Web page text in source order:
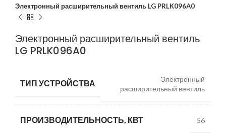
Электронный расширительный вентиль LG PRLK096A0
Электронный расширительный вентиль
LG PRLK096A0
ТИП УСТРОЙСТВА
Электронный
расширительный вентиль
ПРОИЗВОДИТЕЛЬНОСТЬ, КВТ 56